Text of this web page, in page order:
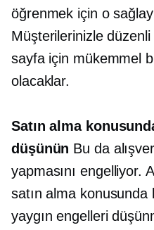
öğrenmek için o
Müşterilerinizle düzenli
sayfa için mükemmel
olacaklar.
Satın alma
düşünün Bu da
yapmasını engelliyor.
satın alma konusunda
yaygın engelleri